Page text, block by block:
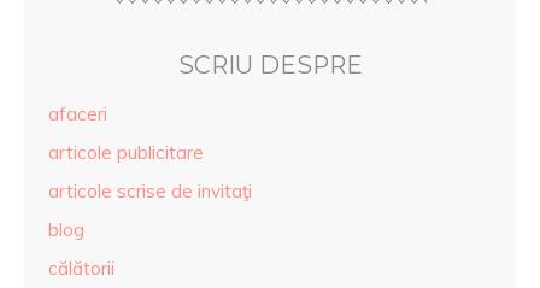
SCRIU DESPRE
afaceri
articole publicitare
articole scrise de invitaţi
blog
călătorii